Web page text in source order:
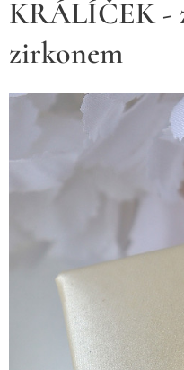
KRÁLÍČEK -
zirkonem